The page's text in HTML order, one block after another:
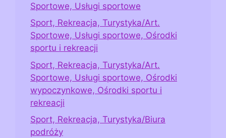
Sportowe, Usługi sportowe
Sport, Rekreacja, Turystyka/Art.
Sportowe, Usługi sportowe, Ośrodki
sportu i rekreacji
Sport, Rekreacja, Turystyka/Art.
Sportowe, Usługi sportowe, Ośrodki
wypoczynkowe, Ośrodki sportu i
rekreacji
Sport, Rekreacja, Turystyka/Biura
podróży